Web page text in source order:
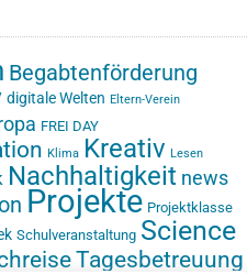
Begabtenförderung
digitale Welten Eltern-Verein
FREI DAY
Klima Kreativ Lesen
Nachhaltigkeit news
Projekte Projektklasse
Schulveranstaltung Science
Tagesbetreuung